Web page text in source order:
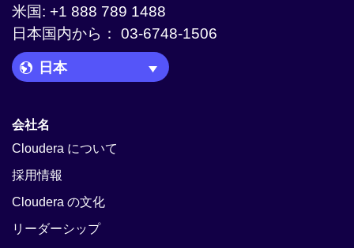
米国: +1 888 789 1488
日本国内から： 03-6748-1506
Language Picker
会社名
Cloudera について
採用情報
Cloudera の文化
リーダーシップ